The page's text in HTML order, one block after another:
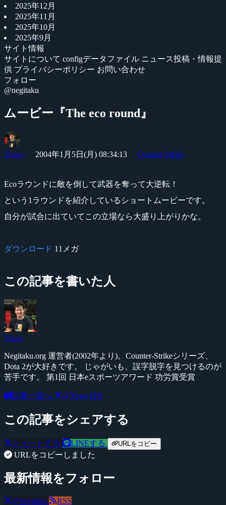
2025年12月
2025年11月
2025年10月
2025年9月
サイト情報
サイトについて configデータファイル ニュース投稿・情報提
供 プライバシーポリシー お問い合わせ
フォロー
@negitaku
ムービー『The eco round』
Yossy 2004年1月5日(月) 08:34:13 Counter-Strike
Ecoラウンドに敵を倒して武器を奪って大逆転！
という1ラウンドを紹介しているショートムービーです。
自分が試合に出ていてこの立場なら大盛り上がりかな。
ダウンロード 11メガ
この記事を書いた人
Yossy
Negitaku.org 運営者(2002年より)。Counter-Strikeシリーズ、
Dota 2が大好きです。 じゃがいも、誤字脱字を見つけるのが
苦手です。 第1回 日本eスポーツアワード 功労賞受賞
記事一覧へ @YossyFPS
この記事をシェアする
ツイートする LINEする URLをコピー
URLをコピーしました
最新情報をフォロー
@negitaku RSS